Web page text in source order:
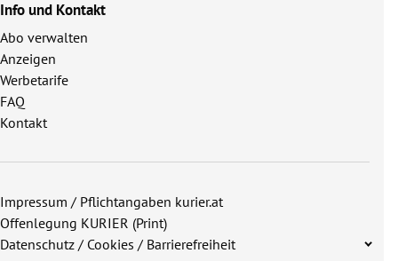
Info und Kontakt
Abo verwalten
Anzeigen
Werbetarife
FAQ
Kontakt
Impressum / Pflichtangaben kurier.at
Offenlegung KURIER (Print)
Datenschutz / Cookies / Barrierefreiheit